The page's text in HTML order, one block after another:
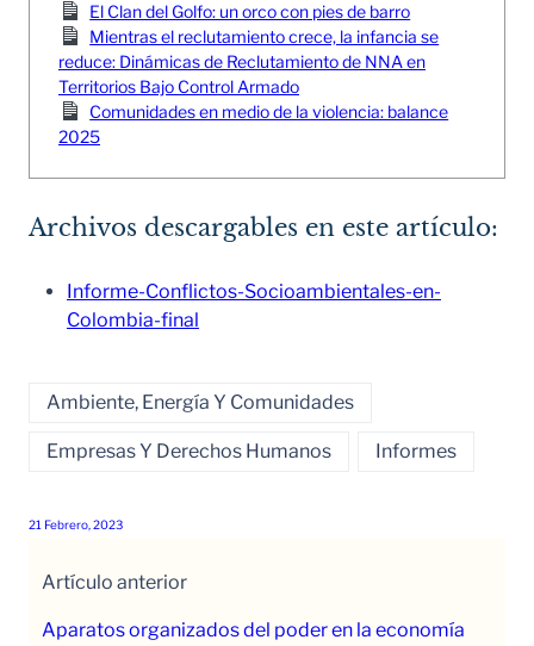
El Clan del Golfo: un orco con pies de barro
Mientras el reclutamiento crece, la infancia se
reduce: Dinámicas de Reclutamiento de NNA en
Territorios Bajo Control Armado
Comunidades en medio de la violencia: balance
2025
Archivos descargables en este artículo:
Informe-Conflictos-Socioambientales-en-
Colombia-final
Ambiente, Energía Y Comunidades
Empresas Y Derechos Humanos Informes
21 Febrero, 2023
Artículo anterior
Aparatos organizados del poder en la economía